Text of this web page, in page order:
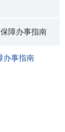
障办事指南
办事指南